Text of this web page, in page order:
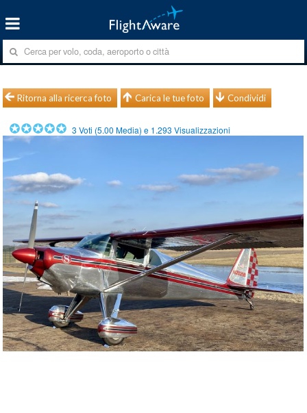
Ritorna alla ricerca foto Carica le tue foto Condividi
3 Voti (5.00 Media) e 1.293 Visualizzazioni